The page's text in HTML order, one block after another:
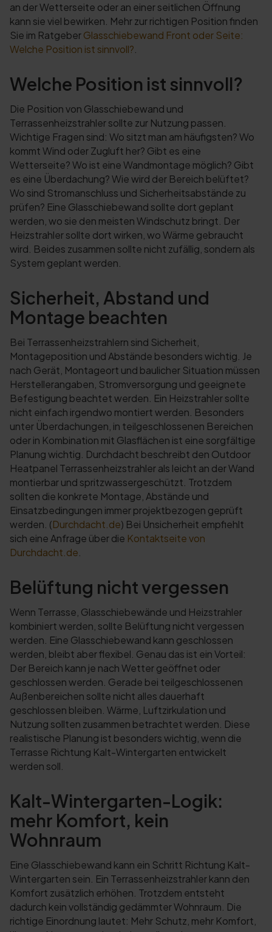
an der Wetterseite oder an einer seitlichen Öffnung
kann sie viel bewirken. Mehr zur richtigen Position finden
Sie im RatgeberGlasschiebewand Front oder Seite:
Welche Position ist sinnvoll?
Welche Position ist sinnvoll?
Die Position von Glasschiebewand und
Terrassenheizstrahler sollte zur Nutzung passen.
Wichtige Fragen sind: Wo sitzt man am häufigsten? Wo
kommt Wind oder Zugluft her? Gibt es eine
Wetterseite? Wo ist eine Wandmontage möglich? Gibt
es eine Überdachung? Wie wird der Bereich belüftet?
Wo sind Stromanschluss und Sicherheitsabstände zu
prüfen? Eine Glasschiebewand sollte dort geplant
werden, wo sie den meisten Windschutz bringt. Der
Heizstrahler sollte dort wirken, wo Wärme gebraucht
wird. Beides zusammen sollte nicht zufällig, sondern als
System geplant werden.
Sicherheit, Abstand und
Montage beachten
Bei Terrassenheizstrahlern sind Sicherheit,
Montageposition und Abstände besonders wichtig. Je
nach Gerät, Montageort und baulicher Situation müssen
Herstellerangaben, Stromversorgung und geeignete
Befestigung beachtet werden. Ein Heizstrahler sollte
nicht einfach irgendwo montiert werden. Besonders
unter Überdachungen, in teilgeschlossenen Bereichen
oder in Kombination mit Glasflächen ist eine sorgfältige
Planung wichtig. Durchdacht beschreibt den Outdoor
Heatpanel Terrassenheizstrahler als leicht an der Wand
montierbar und spritzwassergeschützt. Trotzdem
sollten die konkrete Montage, Abstände und
Einsatzbedingungen immer projektbezogen geprüft
werden. (Durchdacht.de) Bei Unsicherheit empfiehlt
sich eine Anfrage über die Kontaktseite von
Durchdacht.de
Belüftung nicht vergessen
Wenn Terrasse, Glasschiebewände und Heizstrahler
kombiniert werden, sollte Belüftung nicht vergessen
werden. Eine Glasschiebewand kann geschlossen
werden, bleibt aber flexibel. Genau das ist ein Vorteil:
Der Bereich kann je nach Wetter geöffnet oder
geschlossen werden. Gerade bei teilgeschlossenen
Außenbereichen sollte nicht alles dauerhaft
geschlossen bleiben. Wärme, Luftzirkulation und
Nutzung sollten zusammen betrachtet werden. Diese
realistische Planung ist besonders wichtig, wenn die
Terrasse Richtung Kalt-Wintergarten entwickelt
werden soll.
Kalt-Wintergarten-Logik:
mehr Komfort, kein
Wohnraum
Eine Glasschiebewand kann ein Schritt Richtung Kalt-
Wintergarten sein. Ein Terrassenheizstrahler kann den
Komfort zusätzlich erhöhen. Trotzdem entsteht
dadurch kein vollständig gedämmter Wohnraum. Die
richtige Einordnung lautet: Mehr Schutz, mehr Komfort,